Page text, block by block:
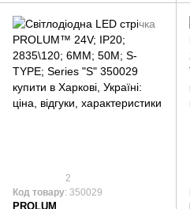
2
Код товару: 350029
PROLUM